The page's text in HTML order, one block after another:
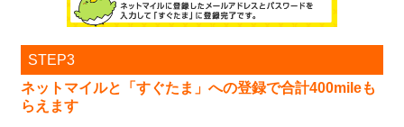
STEP3
ネットマイルと「すぐたま」への登録で合計400mileも
らえます